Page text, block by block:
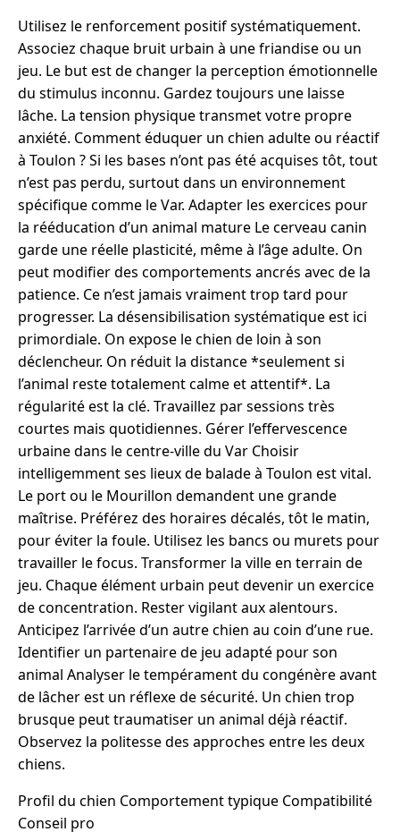
Utilisez le renforcement positif systématiquement.
Associez chaque bruit urbain à une friandise ou un
jeu. Le but est de changer la perception émotionnelle
du stimulus inconnu. Gardez toujours une laisse
lâche. La tension physique transmet votre propre
anxiété. Comment éduquer un chien adulte ou réactif
à Toulon ? Si les bases n’ont pas été acquises tôt, tout
n’est pas perdu, surtout dans un environnement
spécifique comme le Var. Adapter les exercices pour
la rééducation d’un animal mature Le cerveau canin
garde une réelle plasticité, même à l’âge adulte. On
peut modifier des comportements ancrés avec de la
patience. Ce n’est jamais vraiment trop tard pour
progresser. La désensibilisation systématique est ici
primordiale. On expose le chien de loin à son
déclencheur. On réduit la distance *seulement si
l’animal reste totalement calme et attentif*. La
régularité est la clé. Travaillez par sessions très
courtes mais quotidiennes. Gérer l’effervescence
urbaine dans le centre-ville du Var Choisir
intelligemment ses lieux de balade à Toulon est vital.
Le port ou le Mourillon demandent une grande
maîtrise. Préférez des horaires décalés, tôt le matin,
pour éviter la foule. Utilisez les bancs ou murets pour
travailler le focus. Transformer la ville en terrain de
jeu. Chaque élément urbain peut devenir un exercice
de concentration. Rester vigilant aux alentours.
Anticipez l’arrivée d’un autre chien au coin d’une rue.
Identifier un partenaire de jeu adapté pour son
animal Analyser le tempérament du congénère avant
de lâcher est un réflexe de sécurité. Un chien trop
brusque peut traumatiser un animal déjà réactif.
Observez la politesse des approches entre les deux
chiens.
Profil du chien Comportement typique Compatibilité
Conseil pro